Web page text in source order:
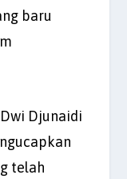
baru
Djunaidi
telah